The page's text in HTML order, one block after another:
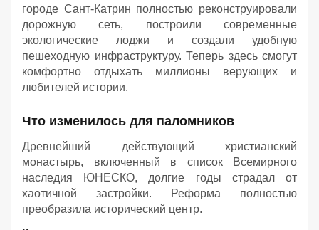
городе Сант-Катрин полностью реконструировали
дорожную сеть, построили современные
экологические лоджи и создали удобную
пешеходную инфраструктуру. Теперь здесь смогут
комфортно отдыхать миллионы верующих и
любителей истории.
Что изменилось для паломников
Древнейший действующий христианский
монастырь, включенный в список Всемирного
наследия ЮНЕСКО, долгие годы страдал от
хаотичной застройки. Реформа полностью
преобразила исторический центр.